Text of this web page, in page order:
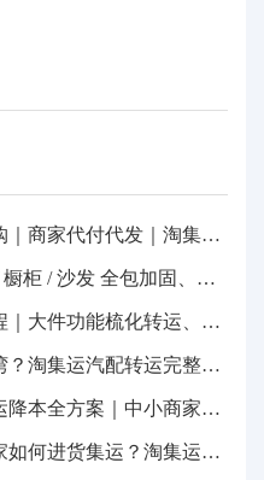
台湾拼多多代购｜个人采购｜商家代付代发｜淘集运一站式集运到府
台湾家私转运｜定制柜体 / 橱柜 / 沙发 全包加固、清关包税、送货到府
电动沙发集运香港完整教程｜大件功能梳化转运、打包清关上门派送
汽车配件怎么寄往香港台湾？淘集运汽配转运完整教程
台湾本土小店跨境采购集运降本全方案｜中小商家跨境物流优化攻略
香港、台湾网店独立站卖家如何进货集运？淘集运一站式采购转运方案